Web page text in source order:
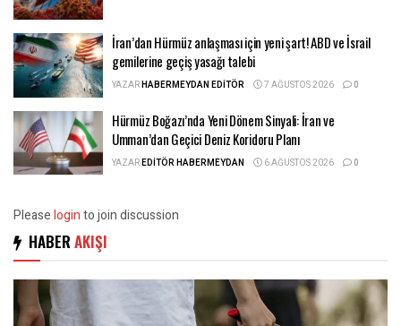
İran’dan Hürmüz anlaşması için yeni şart! ABD ve İsrail
gemilerine geçiş yasağı talebi
YAZARHABERMEYDAN EDITÖR 7 AĞUSTOS 2026 0
Hürmüz Boğazı’nda Yeni Dönem Sinyali: İran ve
Umman’dan Geçici Deniz Koridoru Planı
YAZAREDITÖR HABERMEYDAN 6 AĞUSTOS 2026 0
Pleaseloginto join discussion
HABER AKIŞI